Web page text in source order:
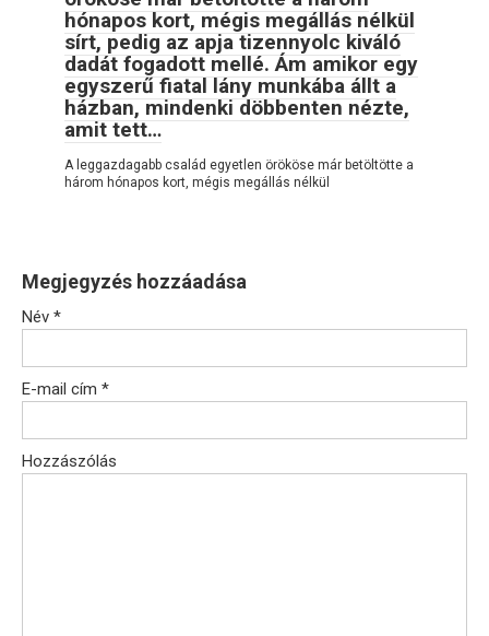
hónapos kort, mégis megállás nélkül
sírt, pedig az apja tizennyolc kiváló
dadát fogadott mellé. Ám amikor egy
egyszerű fiatal lány munkába állt a
házban, mindenki döbbenten nézte,
amit tett…
A leggazdagabb család egyetlen örököse már betöltötte a
három hónapos kort, mégis megállás nélkül
Megjegyzés hozzáadása
Név *
E-mail cím *
Hozzászólás